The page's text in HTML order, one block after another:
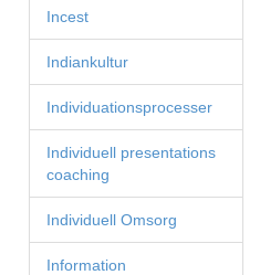
Incest
Indiankultur
Individuationsprocesser
Individuell presentations
coaching
Individuell Omsorg
Information